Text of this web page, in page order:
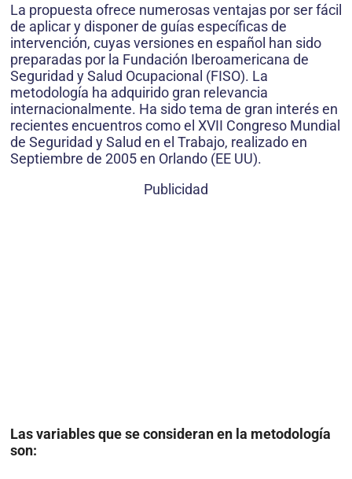
La propuesta ofrece numerosas ventajas por ser fácil
de aplicar y disponer de guías específicas de
intervención, cuyas versiones en español han sido
preparadas por la Fundación Iberoamericana de
Seguridad y Salud Ocupacional (FISO). La
metodología ha adquirido gran relevancia
internacionalmente. Ha sido tema de gran interés en
recientes encuentros como el XVII Congreso Mundial
de Seguridad y Salud en el Trabajo, realizado en
Septiembre de 2005 en Orlando (EE UU).
Publicidad
Las variables que se consideran en la metodología
son: